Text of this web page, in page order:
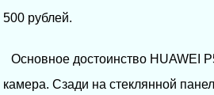
500 рублей.
Основное достоинство HUAWEI
камера. Сзади на стеклянной